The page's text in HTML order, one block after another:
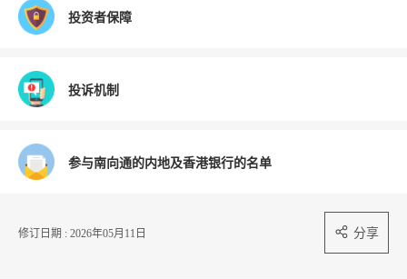
投资者保障
投诉机制
参与南向通的内地及香港银行的名单
修订日期 : 2026年05月11日 分享